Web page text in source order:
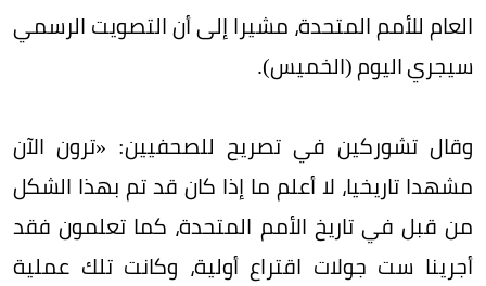
العام للأمم المتحدة، مشيرا إلى أن التصويت الرسمي
سيجري اليوم (الخميس).
وقال تشوركين في تصريح للصحفيين: «ترون الآن
مشهدا تاريخيا، لا أعلم ما إذا كان قد تم بهذا الشكل
من قبل في تاريخ الأمم المتحدة، كما تعلمون فقد
أجرينا ست جولات اقتراع أولية، وكانت تلك عملية